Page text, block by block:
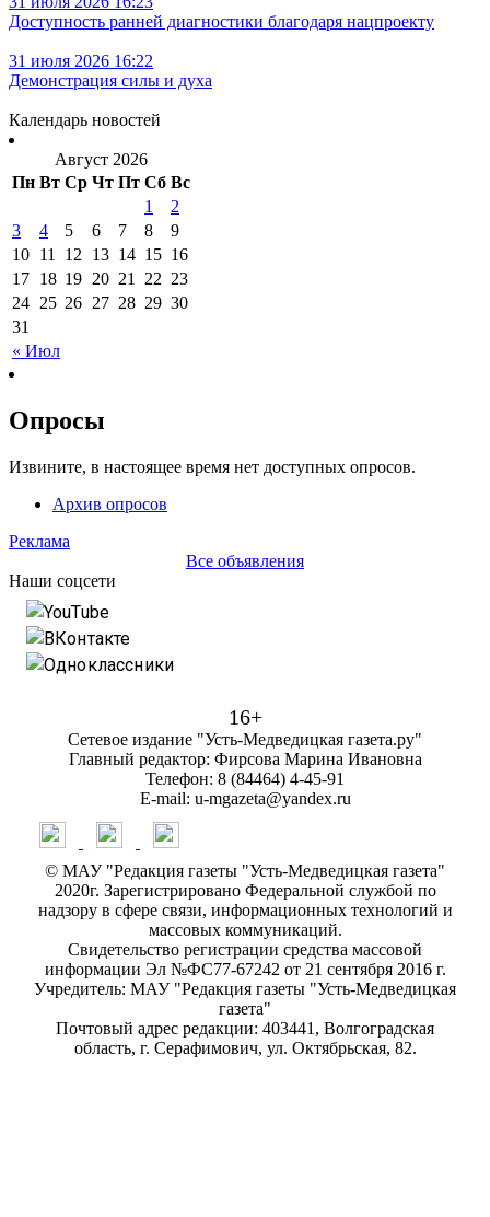
Доступность ранней диагностики благодаря нацпроекту
31 июля 2026 16:22
Демонстрация силы и духа
Календарь новостей
Август 2026
Пн Вт Ср Чт Пт Сб Вс
« Июл
1
2
3
4 5 6 7 8
9
10 11 12 13 14 15 16
17 18 19 20 21 22 23
24 25 26 27 28 29 30
31
Опросы
Извините, в настоящее время нет доступных опросов.
Архив опросов
Реклама
Все объявления
Наши соцсети
YouTube
ВКонтакте
Одноклассники
16+
Сетевое издание "Усть-Медведицкая газета.ру"
Главный редактор: Фирсова Марина Ивановна
Телефон: 8 (84464) 4-45-91
E-mail: u-mgazeta@yandex.ru
© МАУ "Редакция газеты "Усть-Медведицкая газета"
2020г. Зарегистрировано Федеральной службой по
надзору в сфере связи, информационных технологий и
массовых коммуникаций.
Свидетельство регистрации средства массовой
информации Эл №ФС77-67242 от 21 сентября 2016 г.
Учредитель: МАУ "Редакция газеты "Усть-Медведицкая
газета"
Почтовый адрес редакции: 403441, Волгоградская
область, г. Серафимович, ул. Октябрьская, 82.